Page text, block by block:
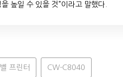
높일 수 있을 것”이라고 말했다.
프린터 CW-C8040